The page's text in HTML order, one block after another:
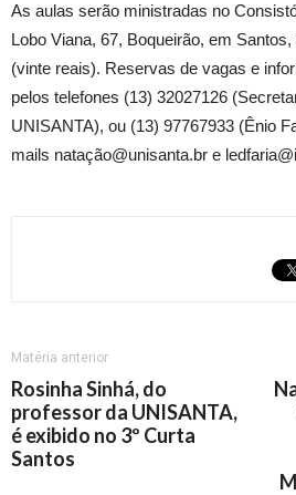
As aulas serão ministradas no
Lobo Viana, 67, Boqueirão, em
(vinte reais). Reservas de vagas e
pelos telefones (13) 32027126
UNISANTA), ou (13) 97767933 (Ênio
mails natação@unisanta.br e
Matéria anterior
Rosinha Sinhá, do
professor da UNISANTA,
é exibido no 3º Curta
Santos